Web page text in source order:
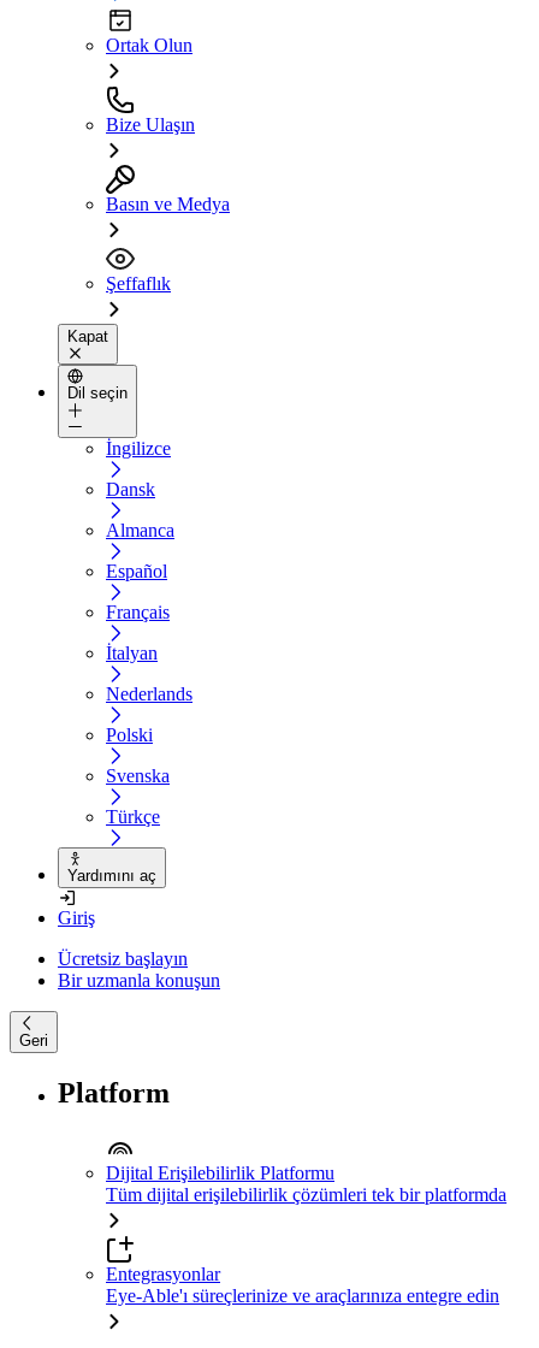
Ortak Olun
Bize Ulaşın
Basın ve Medya
Şeffaflık
Kapat
Dil seçin
İngilizce
Dansk
Almanca
Español
Français
İtalyan
Nederlands
Polski
Svenska
Türkçe
Yardımını aç
Giriş
Ücretsiz başlayın
Bir uzmanla konuşun
Geri
Platform
Dijital Erişilebilirlik Platformu
Tüm dijital erişilebilirlik çözümleri tek bir platformda
Entegrasyonlar
Eye-Able'ı süreçlerinize ve araçlarınıza entegre edin